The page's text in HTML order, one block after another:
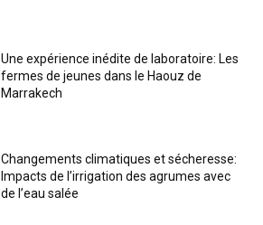
Une expérience inédite de laboratoire: Les
fermes de jeunes dans le Haouz de
Marrakech
Changements climatiques et sécheresse:
Impacts de l’irrigation des agrumes avec
de l’eau salée